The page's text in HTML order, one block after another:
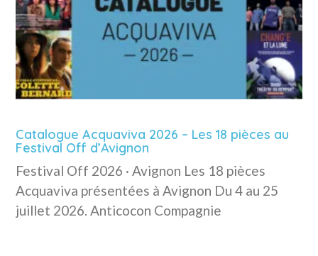
Catalogue Acquaviva 2026 – Les 18 pièces au
Festival Off d’Avignon
Festival Off 2026 · Avignon Les 18 pièces
Acquaviva présentées à Avignon Du 4 au 25
juillet 2026. Anticocon Compagnie